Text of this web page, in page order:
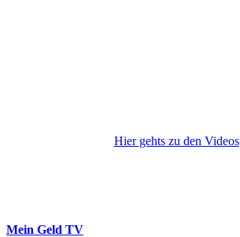
Hier gehts zu den Videos
Mein Geld TV